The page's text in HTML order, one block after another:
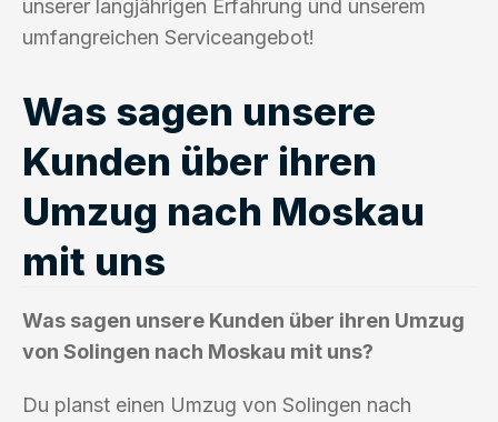
unserer langjährigen Erfahrung und unserem
umfangreichen Serviceangebot!
Was sagen unsere
Kunden über ihren
Umzug nach Moskau
mit uns
Was sagen unsere Kunden über ihren Umzug
von Solingen nach Moskau mit uns?
Du planst einen Umzug von Solingen nach